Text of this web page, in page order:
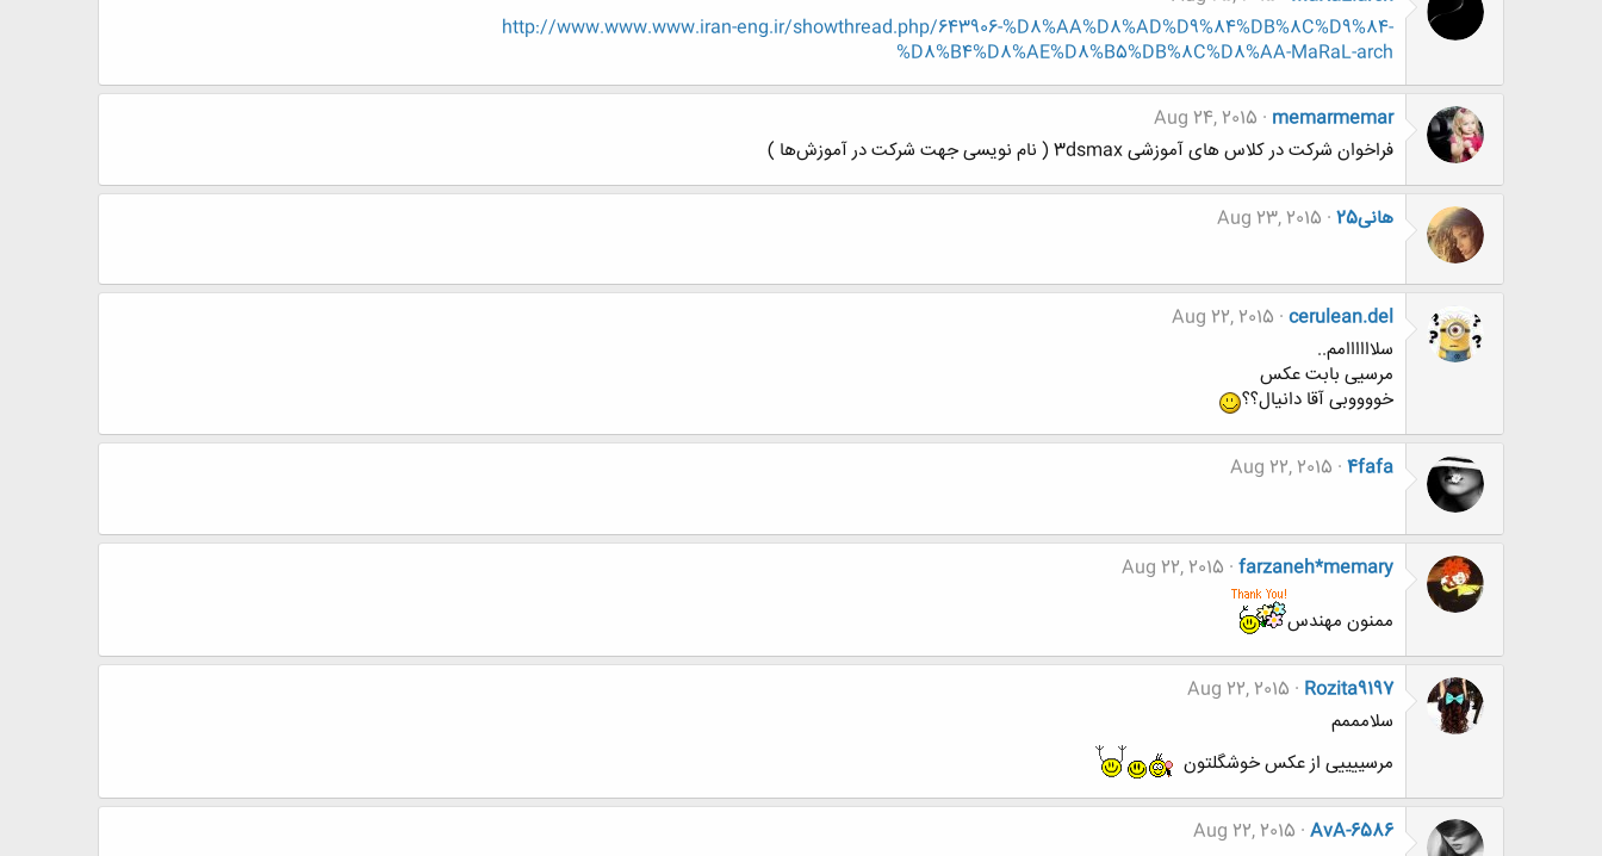
http://www.www.www.iran-eng.ir/showthread.php/643906-%D8%AA%D8%AD%D9%84%DB%8C%D9%84-
%D8%B4%D8%AE%D8%B5%DB%8C%D8%AA-MaRaL-arch
memarmemar
Aug 24, 2015
فراخوان شرکت در کلاس های آموزشی 3dsmax ( نام نویسی جهت شرکت در آموزش‌ها )
هانی25 Aug 23, 2015
cerulean.del
Aug 22, 2015
سلاااااامم..
مرسیی بابت عکس
خووووبی آقا دانیال؟؟
4fafa
Aug 22, 2015
farzaneh*memary
Aug 22, 2015
ممنون مهندس
Rozita9197
Aug 22, 2015
سلامممم
مرسییییی از عکس خوشگلتون
AvA-6586
Aug 22, 2015